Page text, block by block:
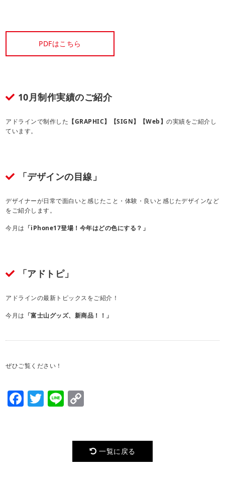
PDFはこちら
10月制作実績のご紹介
アドラインで制作した 【GRAPHIC】【SIGN】【Web】の実績をご紹介し
ています。
「デザインの目線」
デザイナーが日常で面白いと感じたこと・体験・良いと感じたデザインなど
をご紹介します。
今月は 「iPhone17登場！今年はどの色にする？ 」
「アドトピ」
アドラインの最新トピックスをご紹介！
今月は 「富士山グッズ、新商品！！」
ぜひご覧ください！
Facebook
Twitter
Line
一覧に戻る